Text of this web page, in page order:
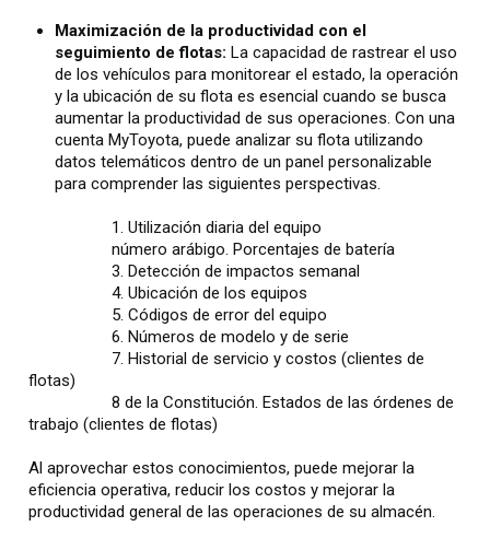
Maximización de la productividad con el
seguimiento de flotas: La capacidad de rastrear el uso
de los vehículos para monitorear el estado, la operación
y la ubicación de su flota es esencial cuando se busca
aumentar la productividad de sus operaciones. Con una
cuenta MyToyota, puede analizar su flota utilizando
datos telemáticos dentro de un panel personalizable
para comprender las siguientes perspectivas.
1. Utilización diaria del equipo
número arábigo. Porcentajes de batería
3. Detección de impactos semanal
4. Ubicación de los equipos
5. Códigos de error del equipo
6. Números de modelo y de serie
7. Historial de servicio y costos (clientes de
flotas)
8 de la Constitución. Estados de las órdenes de
trabajo (clientes de flotas)
Al aprovechar estos conocimientos, puede mejorar la
eficiencia operativa, reducir los costos y mejorar la
productividad general de las operaciones de su almacén.